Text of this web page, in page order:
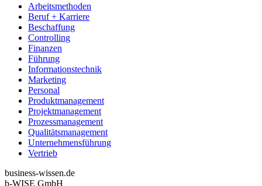
Arbeitsmethoden
Beruf + Karriere
Beschaffung
Controlling
Finanzen
Führung
Informationstechnik
Marketing
Personal
Produktmanagement
Projektmanagement
Prozessmanagement
Qualitätsmanagement
Unternehmensführung
Vertrieb
business-wissen.de
b-WISE GmbH